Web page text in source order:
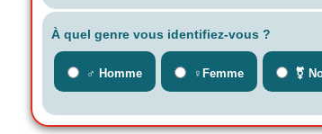
À quel genre vous identifiez-vous ?
♂️ Homme ♀️Femme ⚧